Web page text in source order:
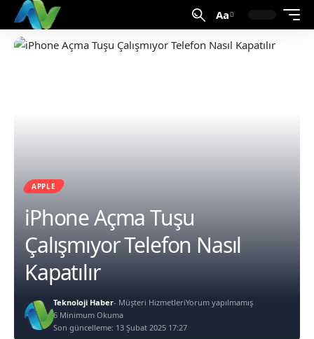
Aa
APPLE
iPhone Açma Tuşu
Çalışmıyor Telefon Nasıl
Kapatılır
Son güncelleme: 13 Şubat 2025 17:27
Teknoloji Haber- Müşteri HizmetleriYorum yapılmamış
6 Minimum Okuma